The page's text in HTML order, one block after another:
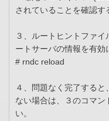
されていることを確認す
３、ルートヒントファ
ートサーバの情報を有効
# rndc reload
４、問題なく完了する
ない場合は、３のコマン
い。